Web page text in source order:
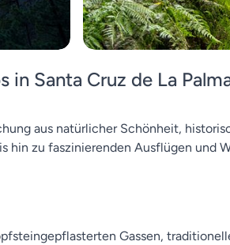
in Santa Cruz de La
aus natürlicher Schönheit,
hin zu faszinierenden Ausflügen und
Gassen,